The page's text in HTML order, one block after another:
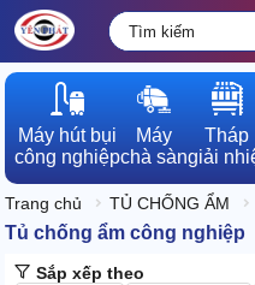
Máy hút bụi
công nghiệp
Máy
chà sàn
Tháp
giải
Trang chủ TỦ CHỐNG ẨM
Tủ chống ẩm công nghiệp
Sắp xếp theo